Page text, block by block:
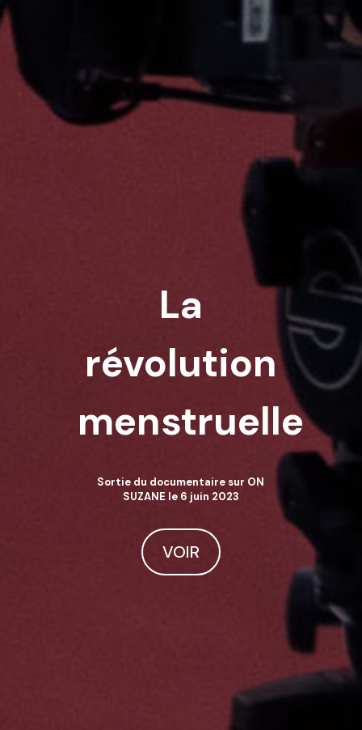
La
révolution
menstruelle
Sortie du documentaire sur ON
SUZANE le 6 juin 2023
VOIR